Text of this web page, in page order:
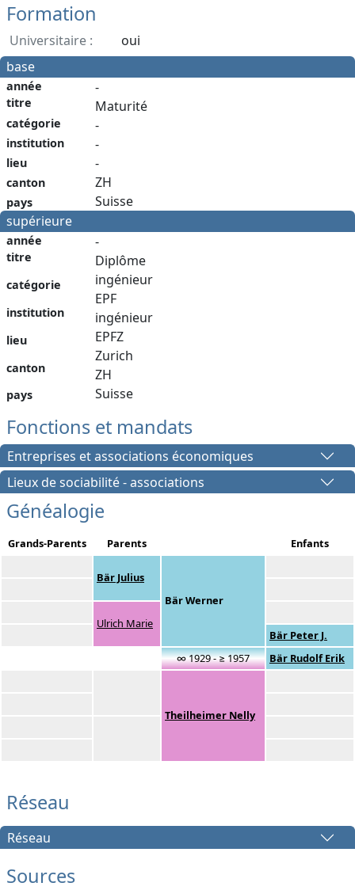
Formation
Universitaire :
oui
base
année
titre
catégorie
institution
lieu
canton
pays
-
Maturité
-
-
-
ZH
Suisse
supérieure
année
titre
catégorie
institution
lieu
canton
pays
-
Diplôme
ingénieur
EPF
ingénieur
EPFZ
Zurich
ZH
Suisse
Fonctions et mandats
Entreprises et associations économiques
Lieux de sociabilité - associations
Généalogie
Grands-Parents Parents Enfants
Bär Julius
Bär Werner
Ulrich Marie
Bär Peter J.
∞ 1929 - ≥ 1957
Bär Rudolf Erik
Theilheimer Nelly
Réseau
Réseau
Sources